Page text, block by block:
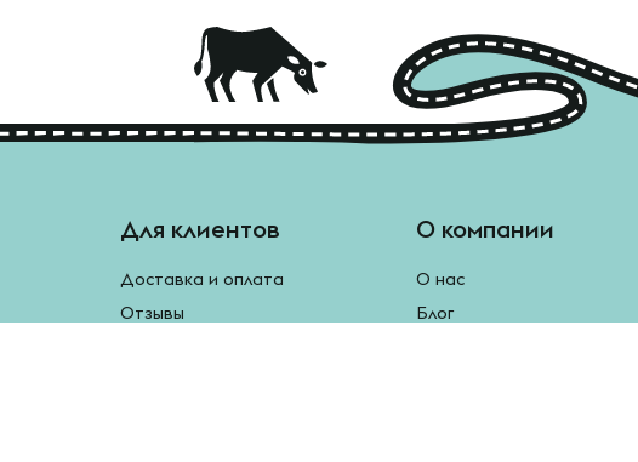
Для клиентов
Доставка и оплата
Отзывы
О компании
О нас
Блог